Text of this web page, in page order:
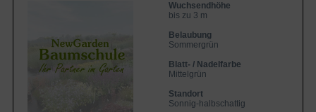
strahlen gleichzeitig mit einer intensiven Leuchtkraft. Der
wenn die Natur sich langsam auf die kalte Jahreszeit
einstellt.
Der Hibiskus hat einen hohen ökologischen Wert
Wuchsendhöhe
bis zu 3 m
Belaubung
Sommergrün
Blatt- / Nadelfarbe
Mittelgrün
Standort
Sonnig-halbschattig